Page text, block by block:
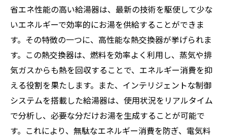
省エネ性能の高い給湯器は、最新の技術を駆使して少な
いエネルギーで効率的にお湯を供給することができま
す。その特徴の一つに、高性能な熱交換器が挙げられま
す。この熱交換器は、燃料を効率よく利用し、蒸気や排
気ガスからも熱を回収することで、エネルギー消費を抑
える役割を果たします。また、インテリジェントな制御
システムを搭載した給湯器は、使用状況をリアルタイム
で分析し、必要な分だけお湯を生成することが可能で
す。これにより、無駄なエネルギー消費を防ぎ、電気料